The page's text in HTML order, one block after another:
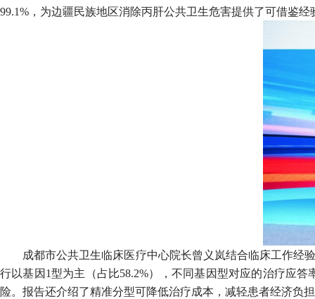
99.1%，为边疆民族地区消除丙肝公共卫生危害提供了可借鉴经
成都市公共卫生临床医疗中心院长曾义岚结合临床工作经
行以基因1型为主（占比58.2%），不同基因型对应的治疗应
险。报告还介绍了精准分型可降低治疗成本，减轻患者经济负